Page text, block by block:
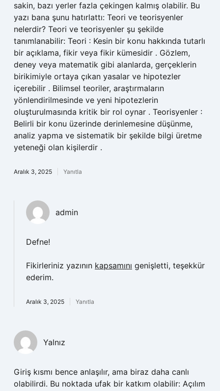
sakin, bazı yerler fazla çekingen kalmış olabilir. Bu
yazı bana şunu hatırlattı: Teori ve teorisyenler
nelerdir? Teori ve teorisyenler şu şekilde
tanımlanabilir: Teori : Kesin bir konu hakkında tutarlı
bir açıklama, fikir veya fikir kümesidir . Gözlem,
deney veya matematik gibi alanlarda, gerçeklerin
birikimiyle ortaya çıkan yasalar ve hipotezler
içerebilir . Bilimsel teoriler, araştırmaların
yönlendirilmesinde ve yeni hipotezlerin
oluşturulmasında kritik bir rol oynar . Teorisyenler :
Belirli bir konu üzerinde derinlemesine düşünme,
analiz yapma ve sistematik bir şekilde bilgi üretme
yeteneği olan kişilerdir .
Aralık 3, 2025 Yanıtla
admin
Defne!
Fikirleriniz yazının kapsamını genişletti, teşekkür
ederim.
Aralık 3, 2025 Yanıtla
Yalnız
Giriş kısmı bence anlaşılır, ama biraz daha canlı
olabilirdi. Bu noktada ufak bir katkım olabilir: Açılım